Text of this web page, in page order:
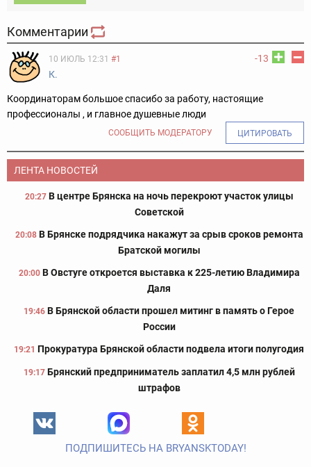
Комментарии
-13
10 ИЮЛЬ 12:31 #1
К.
Координаторам большое спасибо за работу, настоящие
профессионалы , и главное душевные люди
СООБЩИТЬ МОДЕРАТОРУ ЦИТИРОВАТЬ
ЛЕНТА НОВОСТЕЙ
20:27 В центре Брянска на ночь перекроют участок улицы
Советской
20:08 В Брянске подрядчика накажут за срыв сроков ремонта
Братской могилы
20:00 В Овстуге откроется выставка к 225-летию Владимира
Даля
19:46 В Брянской области прошел митинг в память о Герое
России
19:21 Прокуратура Брянской области подвела итоги полугодия
19:17 Брянский предприниматель заплатил 4,5 млн рублей
штрафов
ПОДПИШИТЕСЬ НА BRYANSKTODAY!